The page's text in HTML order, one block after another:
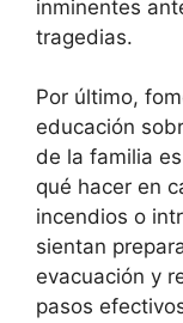
inminentes
tragedias.
Por último,
educación
de la familia
qué hacer en
incendios o
sientan
evacuación y
pasos